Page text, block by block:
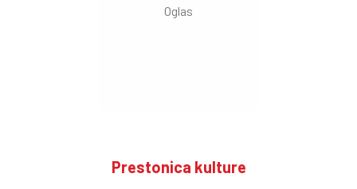
Prestonica kulture